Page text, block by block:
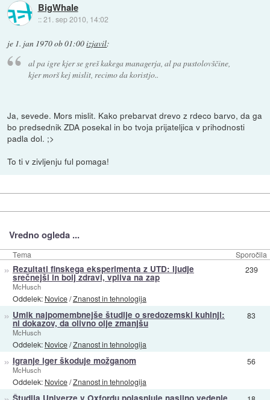
BigWhale
::21. sep 2010, 14:02
je 1. jan 1970 ob 01:00izjavil:
al pa igre kjer se greš kakega managerja, al pa pustolovščine,
kjer morš kej mislit, recimo da koristjo..
Ja, sevede. Mors mislit. Kako prebarvat drevo z rdeco barvo, da ga
bo predsednik ZDA posekal in bo tvoja prijateljica v prihodnosti
padla dol. ;>
To ti v zivljenju ful pomaga!
Vredno ogleda ...
Tema Sporočila
» Rezultati finskega eksperimenta z UTD: ljudje
srečnejši in bolj zdravi, vpliva na zap
McHusch
Oddelek: Novice/Znanost in tehnologija
239
» Umik najpomembnejše študije o sredozemski kuhinji:
ni dokazov, da olivno olje zmanjšu
McHusch
Oddelek: Novice/Znanost in tehnologija
83
» Igranje iger škoduje možganom
McHusch
Oddelek: Novice/Znanost in tehnologija
56